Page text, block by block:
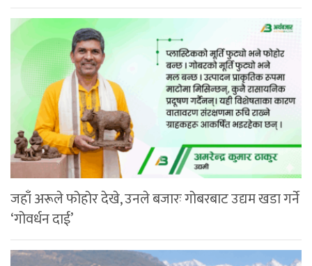
जहाँ अरूले फोहोर देखे, उनले बजारः गोबरबाट उद्यम खडा गर्ने
‘गोवर्धन दाई’